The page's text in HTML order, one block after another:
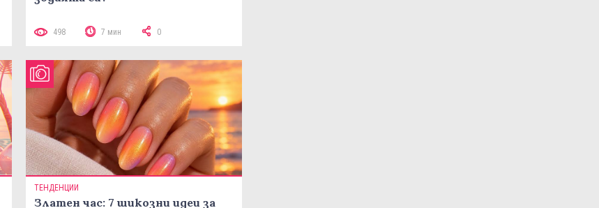
498 7 мин 0
ТЕНДЕНЦИИ
Златен час: 7 шикозни идеи за